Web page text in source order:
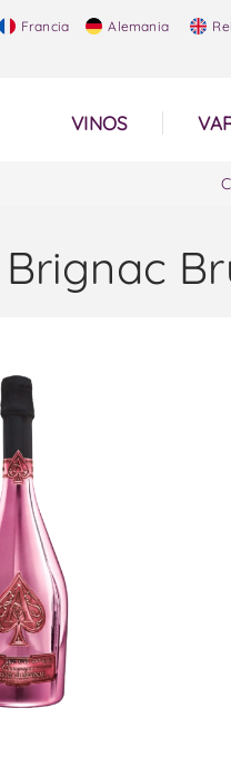
Francia Alemania
VINOS